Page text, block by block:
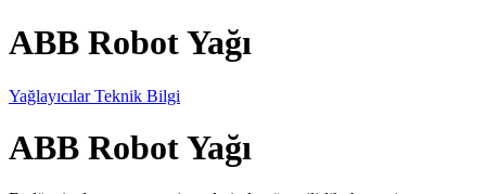
ABB Robot Yağı
Yağlayıcılar Teknik Bilgi
ABB Robot Yağı